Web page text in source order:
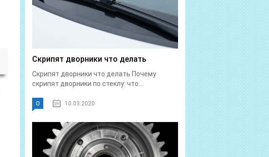
Скрипят дворники что делать
Скрипят дворники что делать Почему
скрипят дворники по стеклу: что...
0 10.03.2020